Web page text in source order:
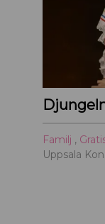
Familj ,
Uppsala